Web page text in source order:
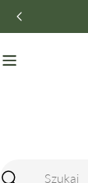
Przejdź
do